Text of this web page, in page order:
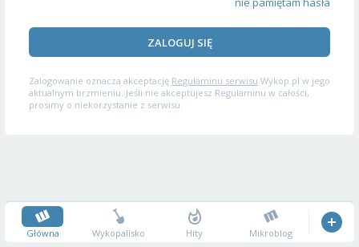
ZALOGUJ SIĘ
Zalogowanie oznacza akceptację Regulaminu serwisu Wykop.pl w jego
aktualnym brzmieniu. Jeśli nie akceptujesz Regulaminu w całości,
prosimy o niekorzystanie z serwisu.
Główna Wykopalisko Hity Mikroblog